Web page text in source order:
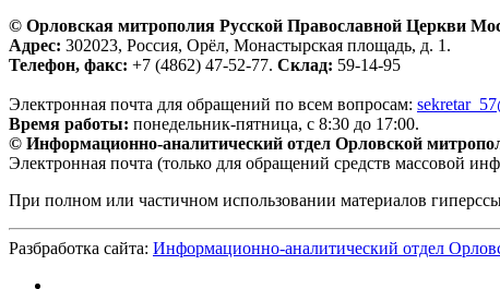
© Орловская митрополия Русской Православной Церкви
Адрес: 302023, Россия, Орёл, Монастырская площадь, д. 1.
Телефон, факс: +7 (4862) 47-52-77. Склад: 59-14-95
Электронная почта для обращений по всем вопросам:
Время работы: понедельник-пятница, с 8:30 до 17:00.
© Информационно-аналитический отдел Орловской
Электронная почта (только для обращений средств массовой
При полном или частичном использовании материалов
Разбработка сайта: Информационно-аналитический отдел